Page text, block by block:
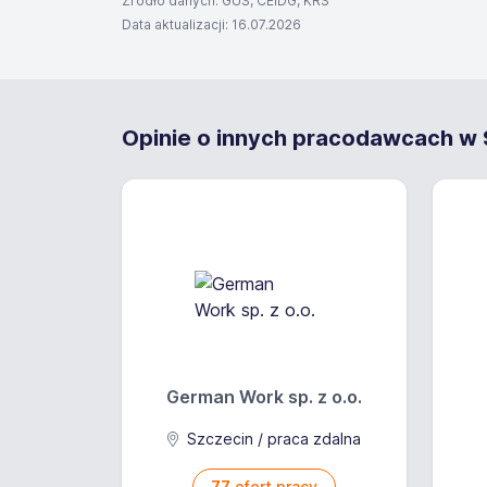
Data aktualizacji: 16.07.2026
Opinie o innych pracodawcach w
German Work sp. z o.o.
Szczecin / praca zdalna